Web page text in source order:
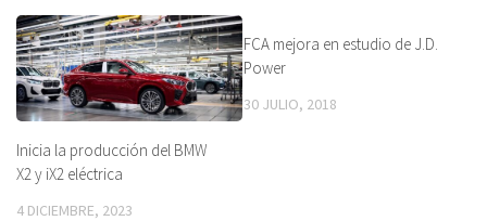
Inicia la producción del BMW
X2 y iX2 eléctrica
4 DICIEMBRE, 2023
FCA mejora en estudio de J.D.
Power
30 JULIO, 2018